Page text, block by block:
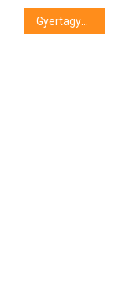
Gyertagyújtással emlékeztek tanáraikra